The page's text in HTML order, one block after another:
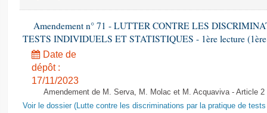
Amendement n° 71 - LUTTER CONTRE LES
TESTS INDIVIDUELS ET STATISTIQUES - 1ère lecture (1ère
Date de
dépôt :
17/11/2023
Amendement de M. Serva, M. Molac et M. Acquaviva - Article
Voir le dossier (Lutte contre les discriminations par la pratique de